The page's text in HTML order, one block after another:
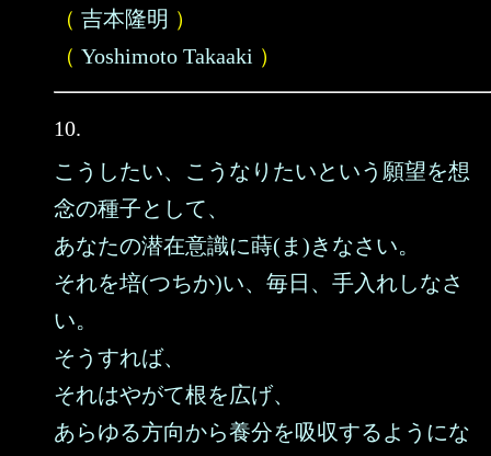
（ 吉本隆明 ）
（ Yoshimoto Takaaki ）
10.
こうしたい、こうなりたいという願望を想
念の種子として、
あなたの潜在意識に蒔(ま)きなさい。
それを培(つちか)い、毎日、手入れしなさ
い。
そうすれば、
それはやがて根を広げ、
あらゆる方向から養分を吸収するようにな